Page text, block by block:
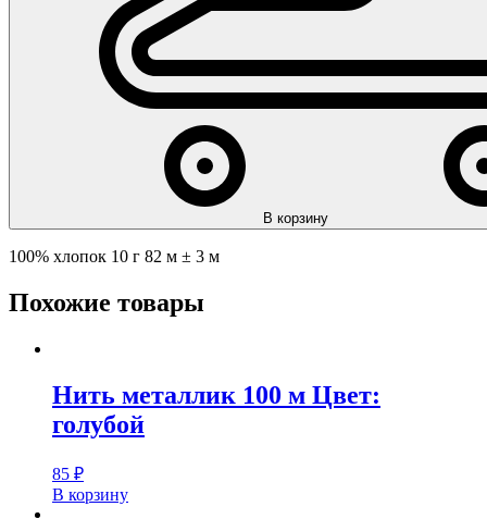
В корзину
100% хлопок 10 г 82 м ± 3 м
Похожие товары
Нить металлик 100 м Цвет:
голубой
85 ₽
В корзину